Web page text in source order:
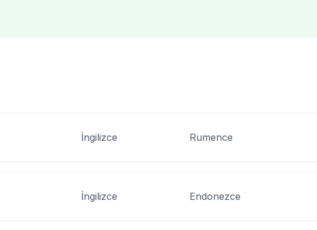
İngilizce Rumence
İngilizce Endonezce